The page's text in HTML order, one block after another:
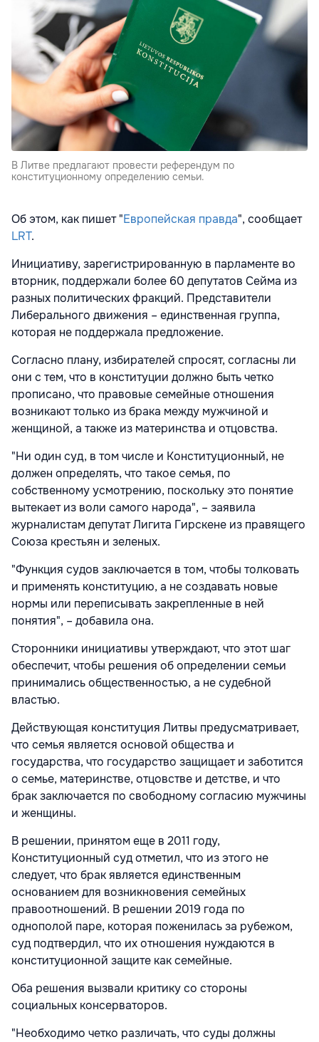
В Литве предлагают провести референдум по
конституционному определению семьи.
Об этом, как пишет "Европейская правда", сообщает
LRT.
Инициативу, зарегистрированную в парламенте во
вторник, поддержали более 60 депутатов Сейма из
разных политических фракций. Представители
Либерального движения – единственная группа,
которая не поддержала предложение.
Согласно плану, избирателей спросят, согласны ли
они с тем, что в конституции должно быть четко
прописано, что правовые семейные отношения
возникают только из брака между мужчиной и
женщиной, а также из материнства и отцовства.
"Ни один суд, в том числе и Конституционный, не
должен определять, что такое семья, по
собственному усмотрению, поскольку это понятие
вытекает из воли самого народа", – заявила
журналистам депутат Лигита Гирскене из правящего
Союза крестьян и зеленых.
"Функция судов заключается в том, чтобы толковать
и применять конституцию, а не создавать новые
нормы или переписывать закрепленные в ней
понятия", – добавила она.
Сторонники инициативы утверждают, что этот шаг
обеспечит, чтобы решения об определении семьи
принимались общественностью, а не судебной
властью.
Действующая конституция Литвы предусматривает,
что семья является основой общества и
государства, что государство защищает и заботится
о семье, материнстве, отцовстве и детстве, и что
брак заключается по свободному согласию мужчины
и женщины.
В решении, принятом еще в 2011 году,
Конституционный суд отметил, что из этого не
следует, что брак является единственным
основанием для возникновения семейных
правоотношений. В решении 2019 года по
однополой паре, которая поженилась за рубежом,
суд подтвердил, что их отношения нуждаются в
конституционной защите как семейные.
Оба решения вызвали критику со стороны
социальных консерваторов.
"Необходимо четко различать, что суды должны